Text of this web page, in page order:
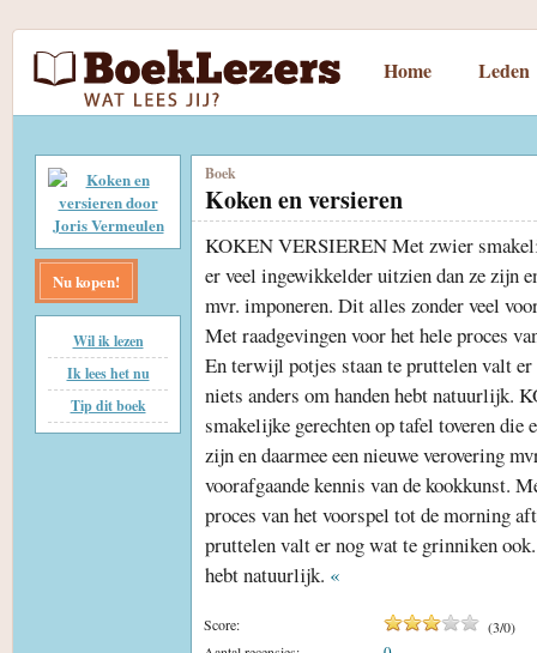
Home Leden
Nu kopen!
Wil ik lezen
Ik lees het nu
Tip dit boek
Boek
Koken en versieren
KOKEN VERSIEREN Met zwier
er veel ingewikkelder uitzien dan ze zijn
mvr. imponeren. Dit alles zonder veel
Met raadgevingen voor het hele proces
En terwijl potjes staan te pruttelen valt
niets anders om handen hebt natuurlijk.
smakelijke gerechten op tafel toveren
zijn en daarmee een nieuwe verovering
voorafgaande kennis van de kookkunst.
proces van het voorspel tot de morning
pruttelen valt er nog wat te grinniken
hebt natuurlijk. «
Score: (3/0)